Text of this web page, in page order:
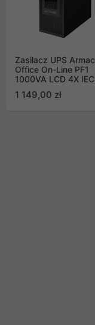
Zasilacz UPS Armac
Office On-Line PF1
1000VA LCD 4X IEC
Dust-free
1 149,00 zł